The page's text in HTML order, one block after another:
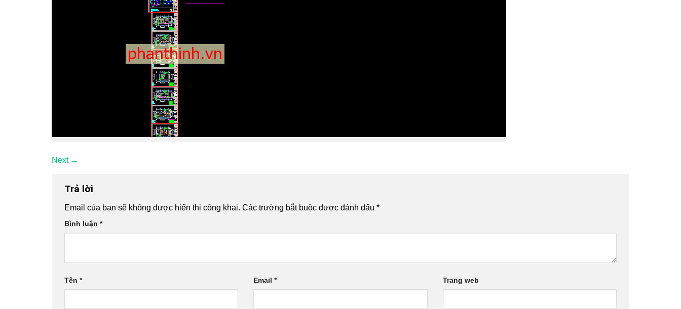
Next →
Trả lời
Email của bạn sẽ không được hiển thị công khai. Các trường bắt buộc được đánh dấu *
Bình luận *
Tên * Email* Trang web